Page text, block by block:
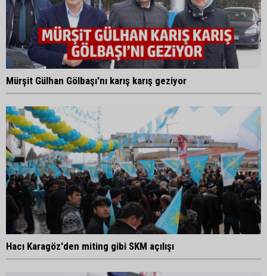
Mürşit Gülhan Gölbaşı'nı karış karış geziyor
Hacı Karagöz'den miting gibi SKM açılışı